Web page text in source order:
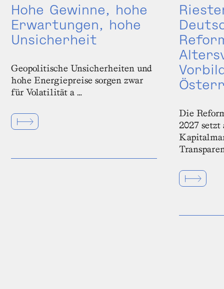
Hohe Gewinne, hohe
Erwartungen, hohe
Unsicherheit
Geopolitische Unsicherheiten und
hohe Energiepreise sorgen zwar
für Volatilität a …
Die
2027